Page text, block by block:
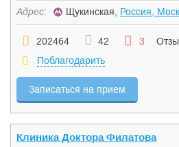
Адрес: Щукинская, Россия,
202464 42 3
Поблагодарить
Записаться на прием
Клиника Доктора Филатова